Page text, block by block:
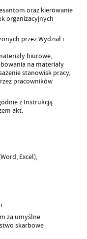
oraz kierowanie
organizacyjnych
przez Wydział i
biurowe,
na materiały
stanowisk pracy,
pracowników
z Instrukcją
akt.
Excel),
za umyślne
skarbowe